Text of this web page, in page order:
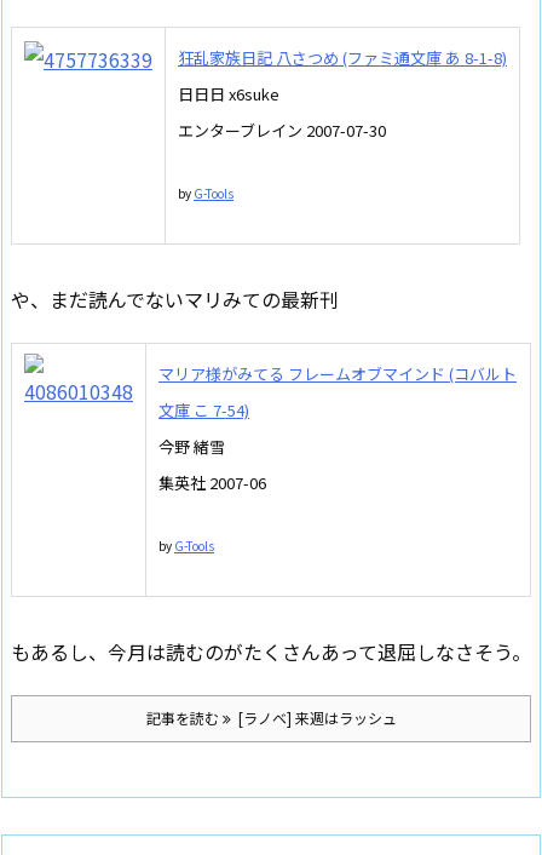
狂乱家族日記 八さつめ (ファミ通文庫 あ 8-1-8)
日日日 x6suke
エンターブレイン 2007-07-30
by G-Tools
や、まだ読んでないマリみての最新刊
マリア様がみてる フレームオブマインド (コバルト
文庫 こ 7-54)
今野 緒雪
集英社 2007-06
by G-Tools
もあるし、今月は読むのがたくさんあって退屈しなさそう。
記事を読む [ラノベ] 来週はラッシュ